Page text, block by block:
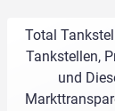
Total
Tankstellen,
und